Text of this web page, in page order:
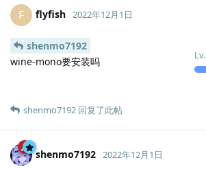
F flyfish
Lv.
2022年12月1日
shenmo7192
wine-mono要安装吗
shenmo7192 回复了此帖
shenmo7192 2022年12月1日